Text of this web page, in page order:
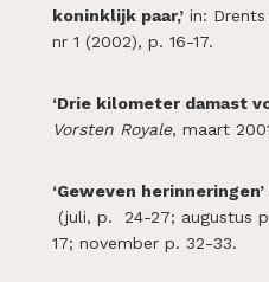
koninklijk paar,’ in:
nr 1 (2002), p. 16-17.
‘Drie kilometer damast
Vorsten Royale, maart
‘Geweven herinneringen’
(juli, p. 24-27; augustus
17; november p. 32-33.